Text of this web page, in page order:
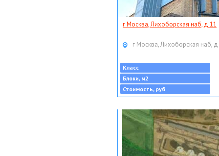
г Москва, Лихоборская наб, д 11
г Москва, Лихоборская наб,
Класс
Блоки, м2
Стоимость, руб